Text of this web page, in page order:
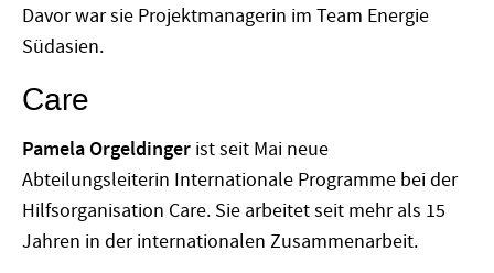
Davor war sie Projektmanagerin im Team Energie
Südasien.
Care
Pamela Orgeldinger ist seit Mai neue
Abteilungsleiterin Internationale Programme bei der
Hilfsorganisation Care. Sie arbeitet seit mehr als 15
Jahren in der internationalen Zusammenarbeit.